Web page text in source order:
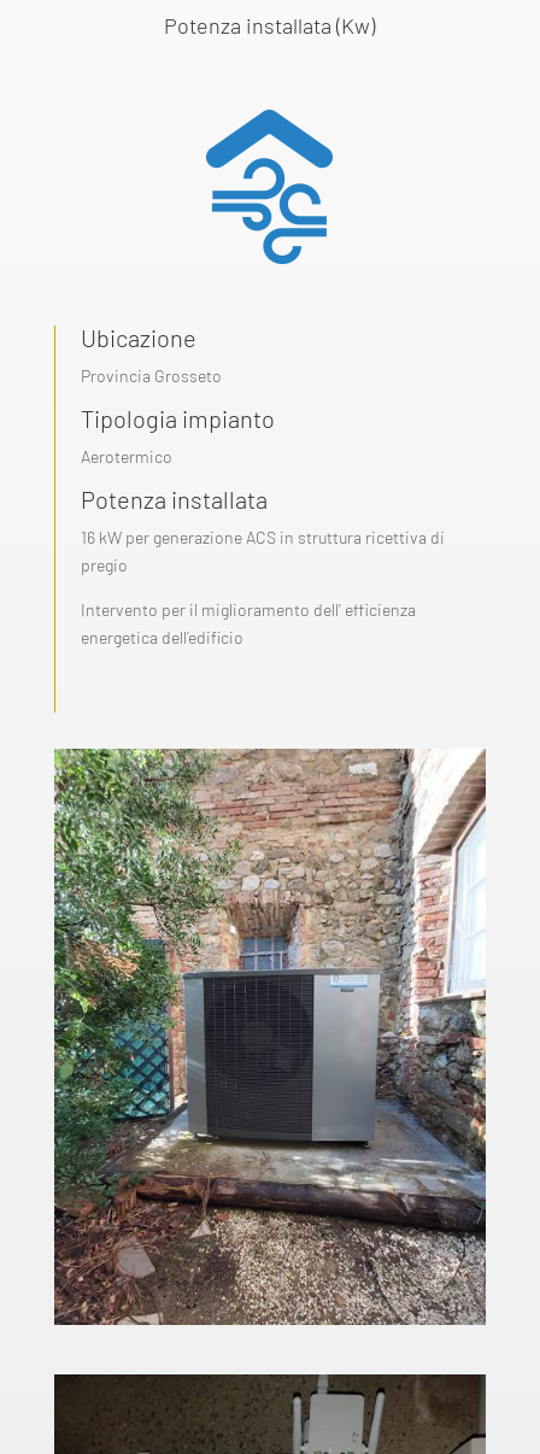
Potenza installata (Kw)
Ubicazione
Provincia Grosseto
Tipologia impianto
Aerotermico
Potenza installata
16 kW per generazione ACS in struttura ricettiva di
pregio
Intervento per il miglioramento dell’ efficienza
energetica dell’edificio